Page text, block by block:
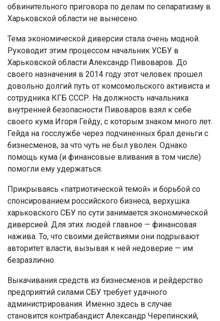
обвинительного приговора по делам по сепаратизму в
Харьковской области не вынесено.
Тема экономической диверсии стала очень модной.
Руководит этим процессом начальник УСБУ в
Харьковской области Александр Пивоваров. До
своего назначения в 2014 году этот человек прошел
довольно долгий путь от комсомольского активиста и
сотрудника КГБ СССР. На должность начальника
внутренней безопасности Пивоваров взял к себе
своего кума Игоря Гейду, с которым знаком много лет.
Гейда на госслужбе через подчиненных брал деньги с
бизнесменов, за что чуть не был уволен. Однако
помощь кума (и финансовые вливания в том числе)
помогли ему удержаться.
Прикрываясь «патриотической темой» и борьбой со
спонсированием российского бизнеса, верхушка
харьковского СБУ по сути занимается экономической
диверсией. Для этих людей главное — финансовая
нажива. То, что своими действиями они подрывают
авторитет власти, вызывая к ней недоверие — им
безразлично.
Выкачивания средств из бизнесменов и рейдерство
предприятий силами СБУ требует удачного
администрирования. Именно здесь в случае
становится контрабандист Александр Черепинский,